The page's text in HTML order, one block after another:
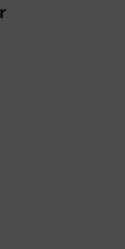
Ablauf
mit einem
Award
– von